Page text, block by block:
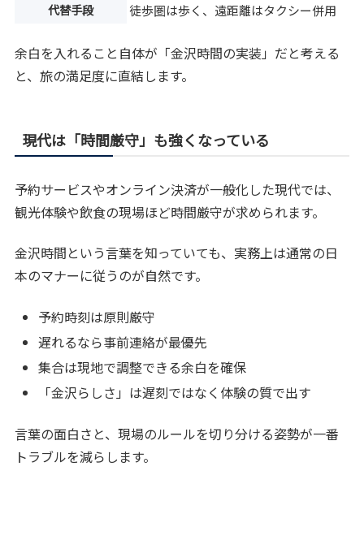
代替手段 徒歩圏は歩く、遠距離はタクシー併用
余白を入れること自体が「金沢時間の実装」だと考える
と、旅の満足度に直結します。
現代は「時間厳守」も強くなっている
予約サービスやオンライン決済が一般化した現代では、
観光体験や飲食の現場ほど時間厳守が求められます。
金沢時間という言葉を知っていても、実務上は通常の日
本のマナーに従うのが自然です。
予約時刻は原則厳守
遅れるなら事前連絡が最優先
集合は現地で調整できる余白を確保
「金沢らしさ」は遅刻ではなく体験の質で出す
言葉の面白さと、現場のルールを切り分ける姿勢が一番
トラブルを減らします。